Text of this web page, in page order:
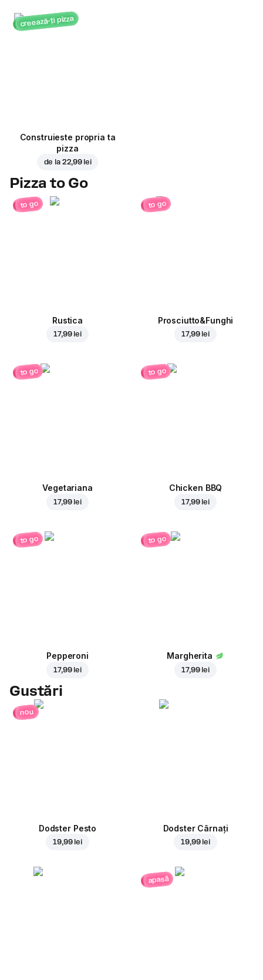
creează-ți pizza
Construieste propria ta
pizza
de la 22,99 lei
Pizza to Go
to go
Rustica
17,99 lei
to go
Prosciutto&Funghi
17,99 lei
to go
Vegetariana
17,99 lei
to go
Chicken BBQ
17,99 lei
to go
Pepperoni
17,99 lei
to go
Margherita
17,99 lei
Gustări
nou
Dodster Pesto
19,99 lei
Dodster Cârnați
19,99 lei
apasă